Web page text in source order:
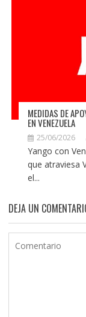
MEDIDAS DE
EN VENEZUELA
25/06/2026
Yango con
que atraviesa
el...
DEJA UN